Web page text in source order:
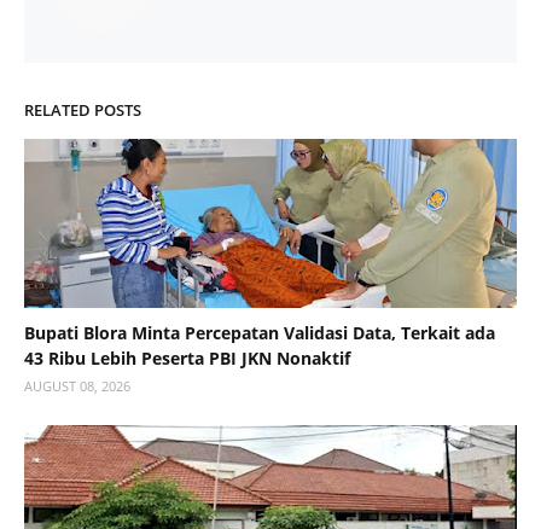
RELATED POSTS
Bupati Blora Minta Percepatan Validasi Data, Terkait ada
43 Ribu Lebih Peserta PBI JKN Nonaktif
AUGUST 08, 2026